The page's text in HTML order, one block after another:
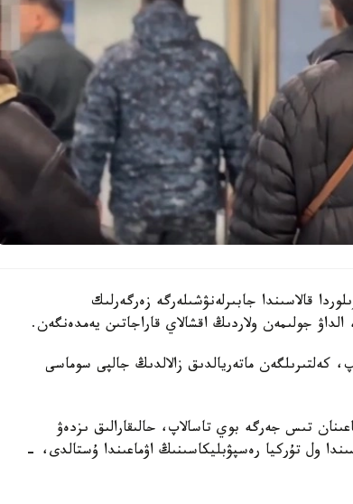
سايكەس، كۇدىكتى 2024 -جىلى قىزىلوردا قالاسىندا جابىرلەنۋشىلەرگە زەرگەرلىك
جولىمەن ولاردىڭ اقشالاي قاراجاتىن يەمدەنگەن.
سالدارىنان 8 ادام جاپا شەگىپ، كەلتىرىلگەن ماتەريالدىق زالالدىڭ جالپى سوماسى
تىس جەرگە بوي تاسالاپ، حالىقارالىق ىزدەۋ
ول تۇركيا رەسپۋبليكاسىنىڭ اۋماعىندا ۇستالدى، -